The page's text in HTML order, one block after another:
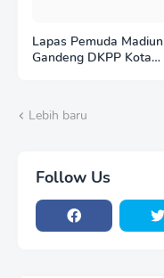
Lapas Pemuda Madiun
Gandeng DKPP Kota
Lebih baru
Follow Us